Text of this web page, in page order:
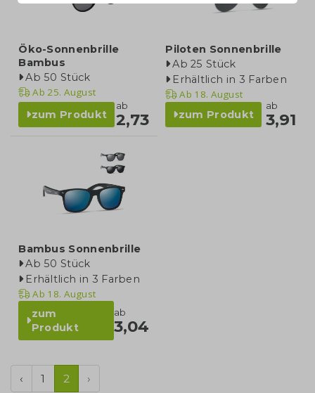
Öko-Sonnenbrille
Bambus
Ab 50 Stück
Ab 25. August
zum Produkt
ab
2,73
Piloten Sonnenbrille
Ab 25 Stück
Erhältlich in 3 Farben
Ab 18. August
zum Produkt
ab
3,91
Bambus Sonnenbrille
Ab 50 Stück
Erhältlich in 3 Farben
Ab 18. August
zum
Produkt
ab
3,04
‹ 1 2 ›